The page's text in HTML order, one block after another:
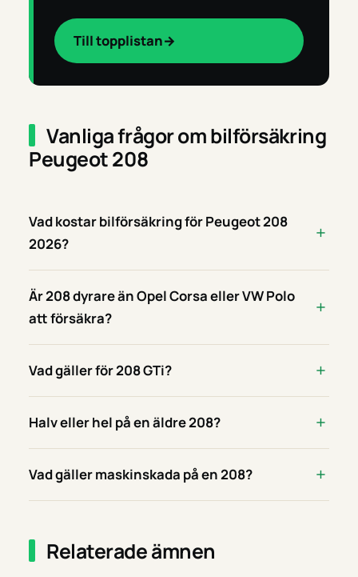
Till topplistan
Vanliga frågor om bilförsäkring
Peugeot 208
Vad kostar bilförsäkring för Peugeot 208
2026?
Är 208 dyrare än Opel Corsa eller VW Polo
att försäkra?
Vad gäller för 208 GTi?
Halv eller hel på en äldre 208?
Vad gäller maskinskada på en 208?
Relaterade ämnen